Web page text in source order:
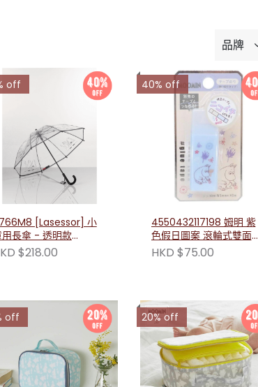
品牌
off
[Lasessor] 小
用長傘 - 透明款
$218.00
40% off
4550432117198 姆明 紫
色假日圖案 滾輪式雙面膠
帶
HKD $75.00
off 20% off